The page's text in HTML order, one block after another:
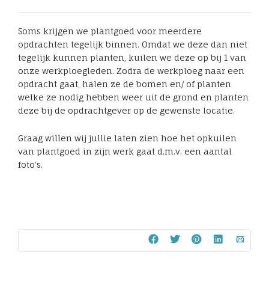
Soms krijgen we plantgoed voor meerdere
opdrachten tegelijk binnen. Omdat we deze dan niet
tegelijk kunnen planten, kuilen we deze op bij 1 van
onze werkploegleden. Zodra de werkploeg naar een
opdracht gaat, halen ze de bomen en/ of planten
welke ze nodig hebben weer uit de grond en planten
deze bij de opdrachtgever op de gewenste locatie.
Graag willen wij jullie laten zien hoe het opkuilen
van plantgoed in zijn werk gaat d.m.v. een aantal
foto’s.